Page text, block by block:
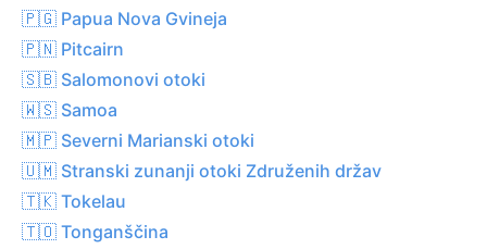
🇵🇬 Papua Nova Gvineja
🇵🇳 Pitcairn
🇸🇧 Salomonovi otoki
🇼🇸 Samoa
🇲🇵 Severni Marianski otoki
🇺🇲 Stranski zunanji otoki Združenih držav
🇹🇰 Tokelau
🇹🇴 Tonganščina